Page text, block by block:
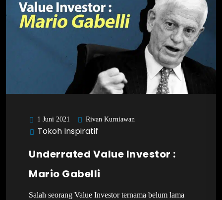
1 Juni 2021 Rivan Kurniawan
Tokoh Inspiratif
Underrated Value Investor :
Mario Gabelli
Salah seorang Value Investor ternama belum lama